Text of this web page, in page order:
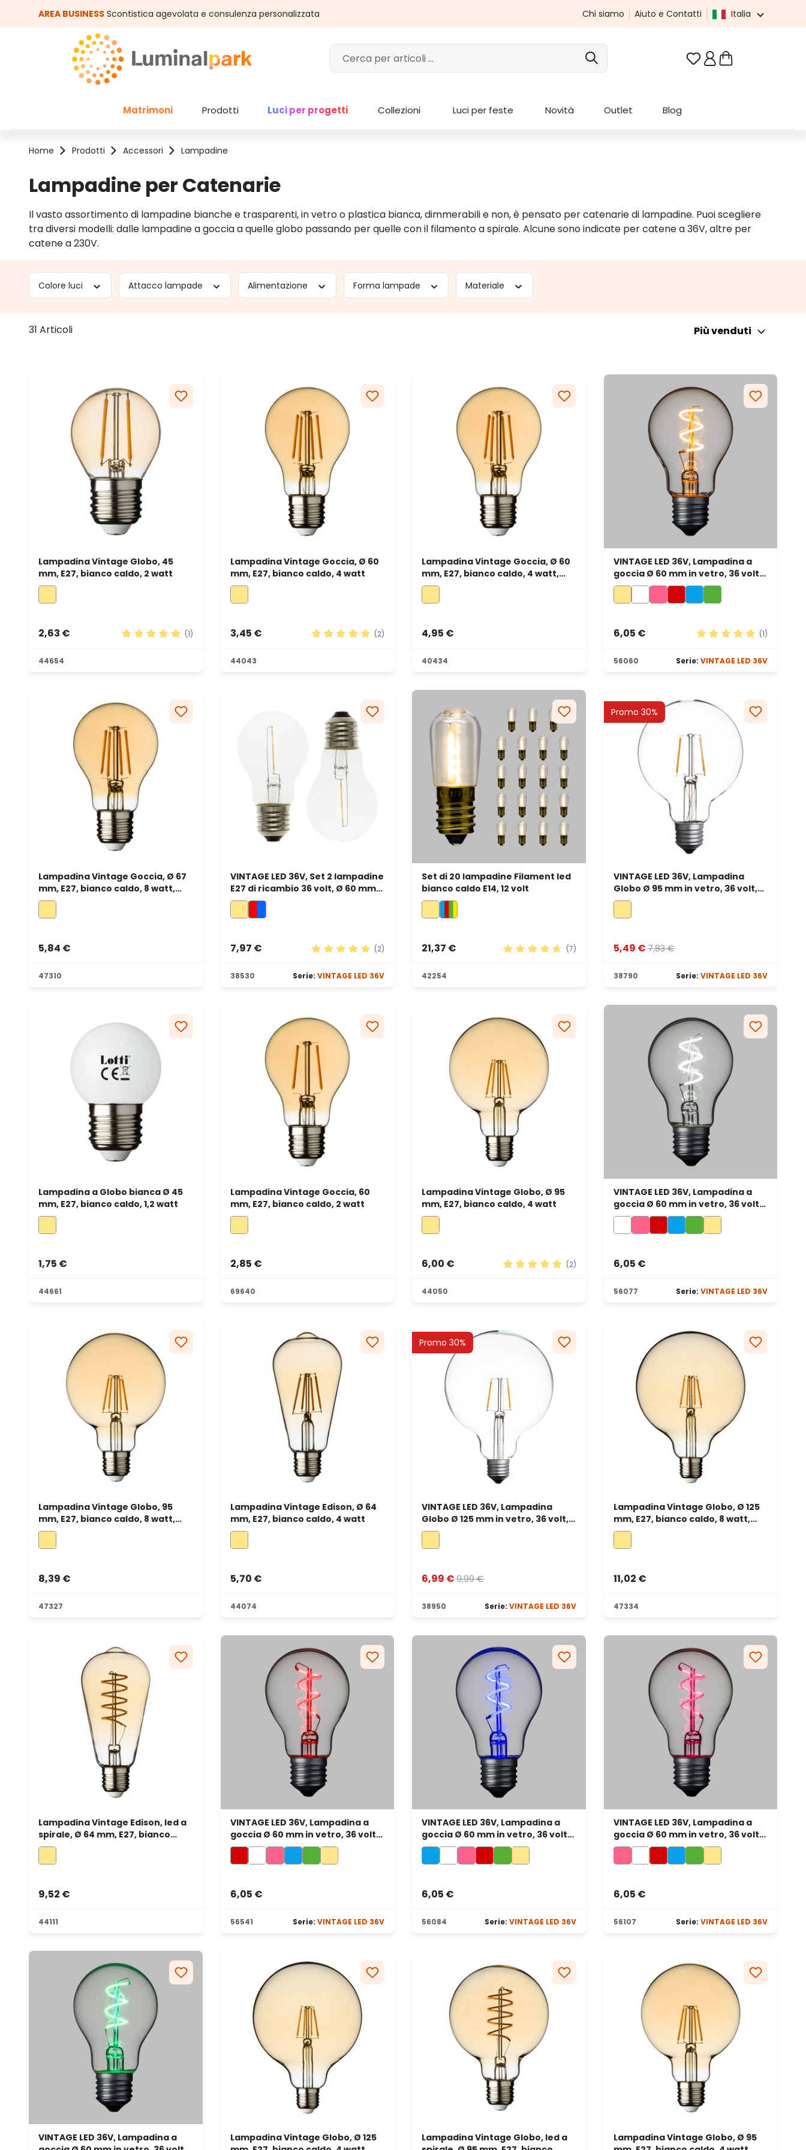
al contenuto principale
Salta alla ricerca
AREA BUSINESS Scontistica agevolata e consulenza personalizzata Chi siamo Aiuto e Contatti Italia
Hai 0 articoli nella
Matrimoni Prodotti Luci per progetti Collezioni Luci per feste Novità Outlet Blog
Home Prodotti Accessori Lampadine
Lampadine per Catenarie
Il vasto assortimento di lampadine bianche e trasparenti, in vetro o plastica bianca, dimmerabili e non, è pensato per catenarie di lampadine. Puoi scegliere
tra diversi modelli: dalle lampadine a goccia a quelle globo passando per quelle con il filamento a spirale. Alcune sono indicate per catene a 36V, altre per
catene a 230V.
Colore luci Attacco lampade Alimentazione Forma lampade Materiale
31 Articoli Più venduti
Lampadina Vintage Globo, 45
mm, E27, bianco caldo, 2 watt
2,63 €
(1)
44654
Lampadina Vintage Goccia, Ø 60
mm, E27, bianco caldo, 4 watt
3,45 €
(2)
44043
Lampadina Vintage Goccia, Ø 60
mm, E27, bianco caldo, 4 watt,
dimmerabile
4,95 €
40434
VINTAGE LED 36V, Lampadina a
goccia Ø 60 mm in vetro, 36 volt,
led a spirale, bianco caldo
6,05 €
(1)
56060 Serie: VINTAGE LED 36V
Lampadina Vintage Goccia, Ø 67
mm, E27, bianco caldo, 8 watt,
dimmerabile
5,84 €
47310
VINTAGE LED 36V, Set 2 lampadine
E27 di ricambio 36 volt, Ø 60 mm,
led bianco caldo
7,97 €
(2)
38530 Serie: VINTAGE LED 36V
Set di 20 lampadine Filament led
bianco caldo E14, 12 volt
21,37 €
(7)
42254
Promo 30%
VINTAGE LED 36V, Lampadina
Globo Ø 95 mm in vetro, 36 volt,
filament led bianco caldo
5,49 €7,83 €
38790 Serie: VINTAGE LED 36V
Lampadina a Globo bianca Ø 45
mm, E27, bianco caldo, 1,2 watt
1,75 €
44661
Lampadina Vintage Goccia, 60
mm, E27, bianco caldo, 2 watt
2,85 €
69640
Lampadina Vintage Globo, Ø 95
mm, E27, bianco caldo, 4 watt
6,00 €
(2)
44050
VINTAGE LED 36V, Lampadina a
goccia Ø 60 mm in vetro, 36 volt,
led a spirale, bianco freddo
6,05 €
56077 Serie: VINTAGE LED 36V
Lampadina Vintage Globo, 95
mm, E27, bianco caldo, 8 watt,
dimmerabile
8,39 €
47327
Lampadina Vintage Edison, Ø 64
mm, E27, bianco caldo, 4 watt
5,70 €
44074
Promo 30%
VINTAGE LED 36V, Lampadina
Globo Ø 125 mm in vetro, 36 volt,
filament led bianco caldo
6,99 € 9,99 €
38950 Serie: VINTAGE LED 36V
Lampadina Vintage Globo, Ø 125
mm, E27, bianco caldo, 8 watt,
dimmerabile
11,02 €
47334
Lampadina Vintage Edison, led a
spirale, Ø 64 mm, E27, bianco
caldo, 4 watt
9,52 €
44111
VINTAGE LED 36V, Lampadina a
goccia Ø 60 mm in vetro, 36 volt,
led a spirale, rosso
6,05 €
56541 Serie: VINTAGE LED 36V
VINTAGE LED 36V, Lampadina a
goccia Ø 60 mm in vetro, 36 volt,
led a spirale, blu
6,05 €
56084 Serie: VINTAGE LED 36V
VINTAGE LED 36V, Lampadina a
goccia Ø 60 mm in vetro, 36 volt,
led a spirale, rosa
6,05 €
56107 Serie: VINTAGE LED 36V
VINTAGE LED 36V, Lampadina a
Lampadina Vintage Globo, Ø 125
Lampadina Vintage Globo, led a
Lampadina Vintage Globo, Ø 95